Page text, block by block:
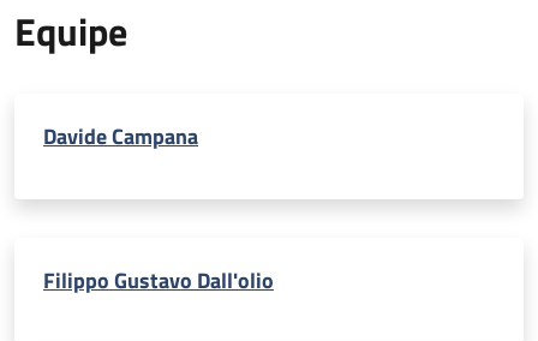
Equipe
Davide Campana
Filippo Gustavo Dall'olio